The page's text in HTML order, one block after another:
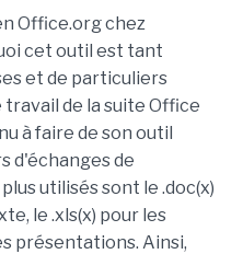
Office.org chez
cet outil est tant
et de particuliers
de la suite Office
à faire de son outil
d'échanges de
utilisés sont le .doc(x)
le .xls(x) pour les
présentations. Ainsi,